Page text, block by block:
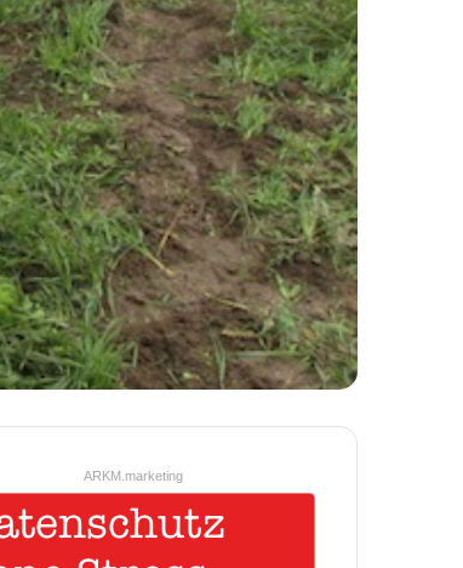
ARKM.marketing